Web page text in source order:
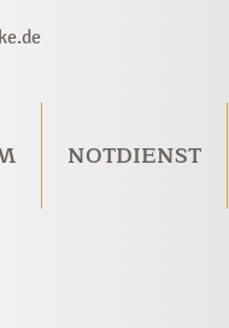
NOTDIENST